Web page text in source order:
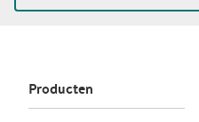
Producten